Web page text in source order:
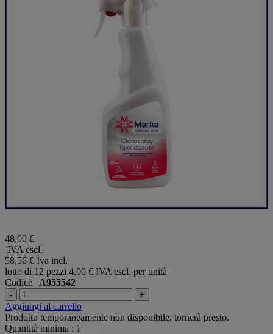
48,00 €
IVA escl.
58,56 € Iva incl.
lotto di 12 pezzi 4,00 € IVA escl. per unità
Codice A955542
- +
Aggiungi al carrello
Prodotto temporaneamente non disponibile, tornerà presto.
Quantità minima : 1